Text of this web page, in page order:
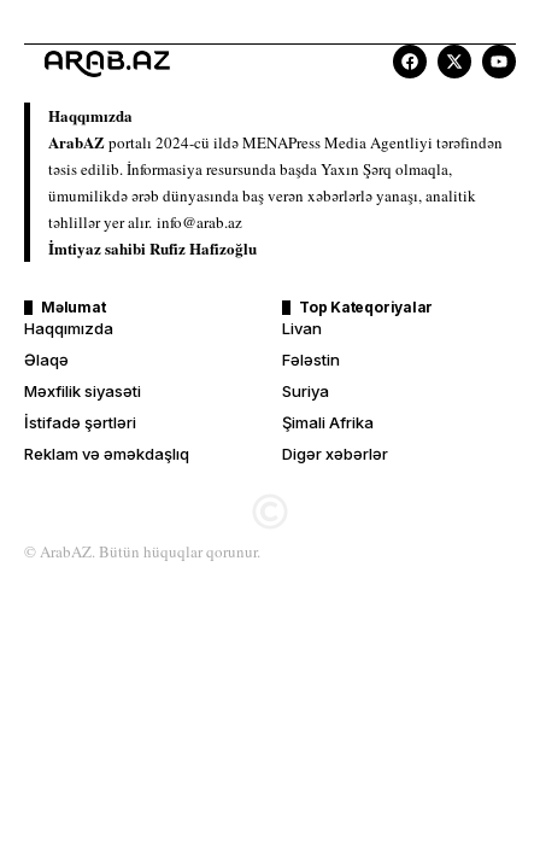
Haqqımızda
ArabAZportalı 2024-cü ildə MENAPress Media Agentliyi tərəfindən
təsis edilib. İnformasiya resursunda başda Yaxın Şərq olmaqla,
ümumilikdə ərəb dünyasında baş verən xəbərlərlə yanaşı, analitik
təhlillər yer alır. info@arab.az
İmtiyaz sahibi Rufiz Hafizoğlu
Məlumat
Haqqımızda
Əlaqə
Məxfilik siyasəti
İstifadə şərtləri
Reklam və əməkdaşlıq
Top Kateqoriyalar
Livan
Fələstin
Suriya
Şimali Afrika
Digər xəbərlər
© ArabAZ. Bütün hüquqlar qorunur.